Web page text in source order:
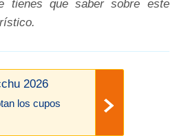
tienes que saber sobre este
2026
los cupos